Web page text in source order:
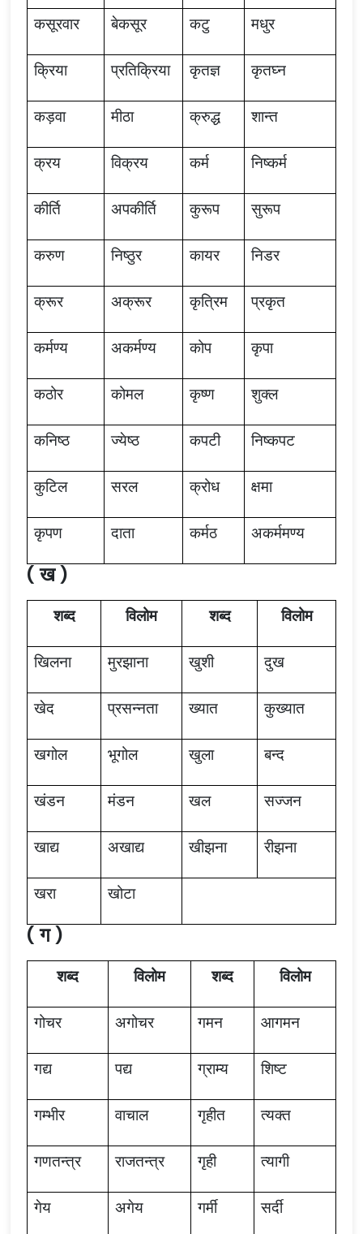
कसूरवार बेकसूर कटु मधुर
क्रिया प्रतिक्रिया कृतज्ञ कृतघ्न
कड़वा मीठा क्रुद्ध शान्त
क्रय विक्रय कर्म निष्कर्म
कीर्ति अपकीर्ति कुरूप सुरूप
करुण निष्ठुर कायर निडर
क्रूर अक्रूर कृत्रिम प्रकृत
कर्मण्य अकर्मण्य कोप कृपा
कठोर कोमल कृष्ण शुक्ल
कनिष्ठ ज्येष्ठ कपटी निष्कपट
कुटिल सरल क्रोध क्षमा
कृपण दाता कर्मठ अकर्ममण्य
( ख )
शब्द विलोम शब्द विलोम
खिलना मुरझाना खुशी दुख
खेद प्रसन्नता ख्यात कुख्यात
खगोल भूगोल खुला बन्द
खंडन मंडन खल सज्जन
खाद्य अखाद्य खीझना रीझना
खरा खोटा
( ग )
शब्द विलोम शब्द विलोम
गोचर अगोचर गमन आगमन
गद्य पद्य ग्राम्य शिष्ट
गम्भीर वाचाल गृहीत त्यक्त
गणतन्त्र राजतन्त्र गृही त्यागी
गेय अगेय गर्मी सर्दी